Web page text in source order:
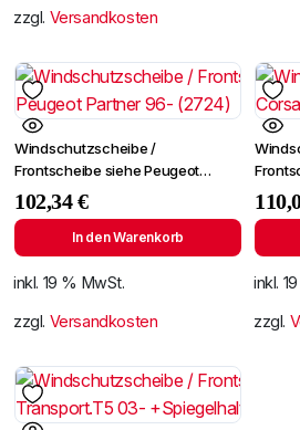
zzgl. Versandkosten
Windschutzscheibe /
Frontscheibe siehe Peugeot
Partner 96- (2724)
102,34€
In den Warenkorb
inkl. 19 % MwSt.
zzgl. Versandkosten
inkl.
zzgl.